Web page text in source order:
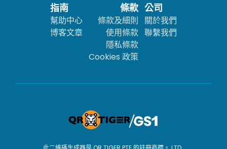
指南
幫助中心
博客文章
條款
條款及細則
使用條款
隱私條款
Cookies 政策
公司
關於我們
聯繫我們